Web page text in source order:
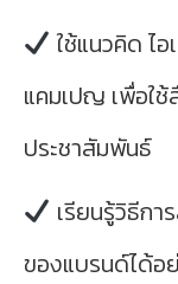
ใช้แนวคิด ไ
แคมเปญ เพื่อใ
ประชาสัมพันธ์
เรียนรู้วิธีกา
ของแบรนด์ได้อ